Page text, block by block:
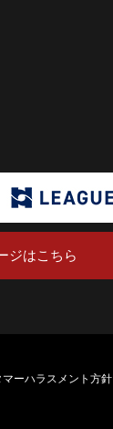
ジはこちら
マーハラスメント方針